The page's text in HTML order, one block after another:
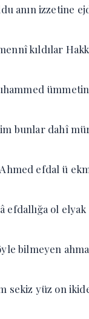
anın izzetine
kıldılar
bunlar dahî
efdal ü
efdallığa ol
bilmeyen
sekiz yüz on